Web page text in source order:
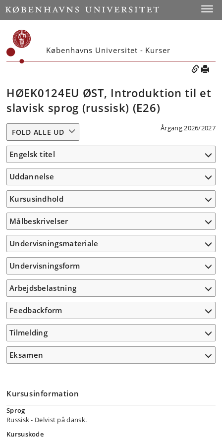
Københavns Universitet - Kurser
HØEK0124EU ØST, Introduktion til et
slavisk sprog (russisk) (E26)
Årgang 2026/2027
FOLD ALLE UD
Engelsk titel
Uddannelse
Kursusindhold
Målbeskrivelser
Undervisningsmateriale
Undervisningsform
Arbejdsbelastning
Feedbackform
Tilmelding
Eksamen
Kursusinformation
Sprog
Russisk- Delvist på dansk.
Kursuskode